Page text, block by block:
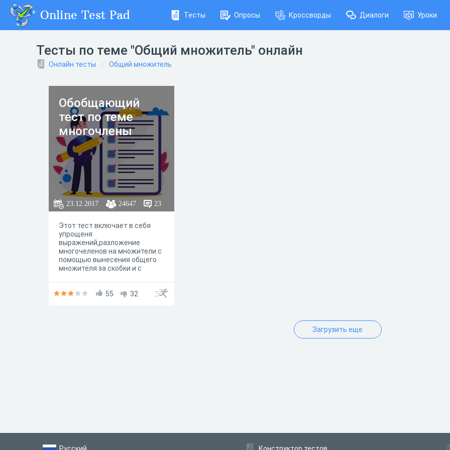
Online Test Pad Тесты Опросы Кроссворды Диалоги Уроки
Тесты по теме "Общий множитель" онлайн
Онлайн тесты Общий множитель
Обобщающий
тест по теме
многочлены
23.12.2017 24647 23
Этот тест включает в себя
упрощеня
выражений,разложение
многочеленов на множители с
помощью вынесения общего
множителя за скобки и с
55 32
Загрузить еще